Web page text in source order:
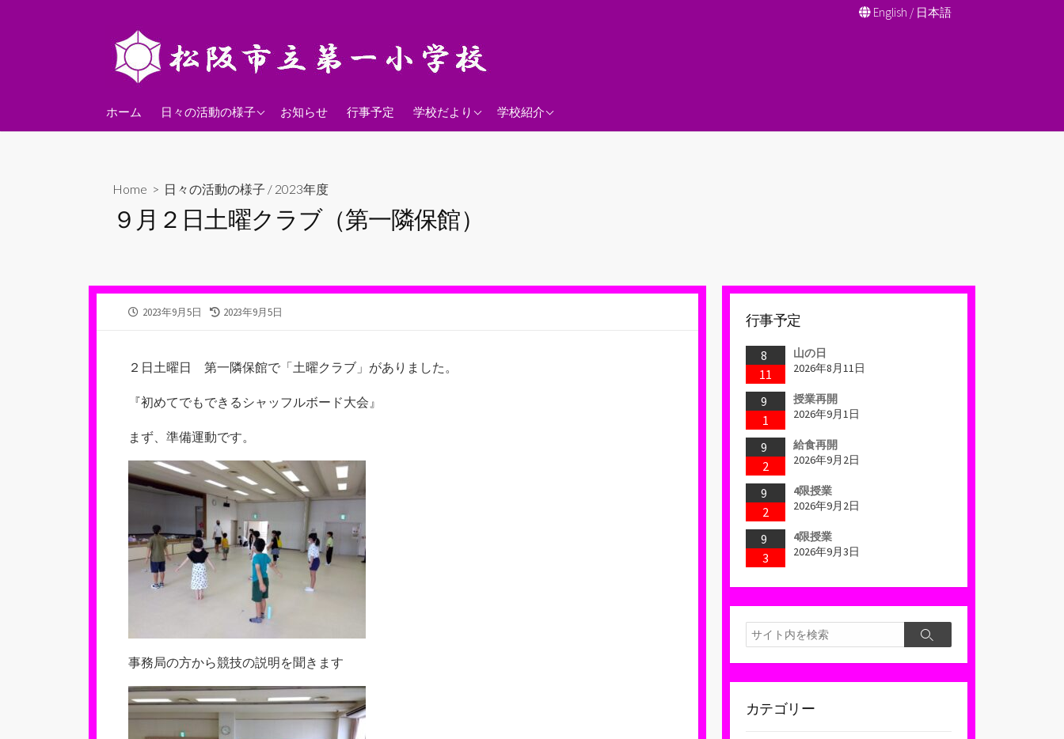
ス
English / 日本語
ホーム 日々の活動の様子
2026年度
お知らせ 行事予定 学校だより
2026年度 学校紹介
学校経営方針
Home > 日々の活動の様子 / 2023年度
９月２日土曜クラブ（第一隣保館）
公
2023年9月5日
最
日
2023年9月5日
２日土曜日 第一隣保館で「土曜クラブ」がありました。
『初めてでもできるシャッフルボード大会』
まず、準備運動です。
事務局の方から競技の説明を聞きます
行事予定
8
11
山の日
2026年8月11日
9
1
授業再開
2026年9月1日
9
2
給食再開
2026年9月2日
9
2
4限授業
2026年9月2日
9
3
4限授業
2026年9月3日
検
索
検
カテゴリー